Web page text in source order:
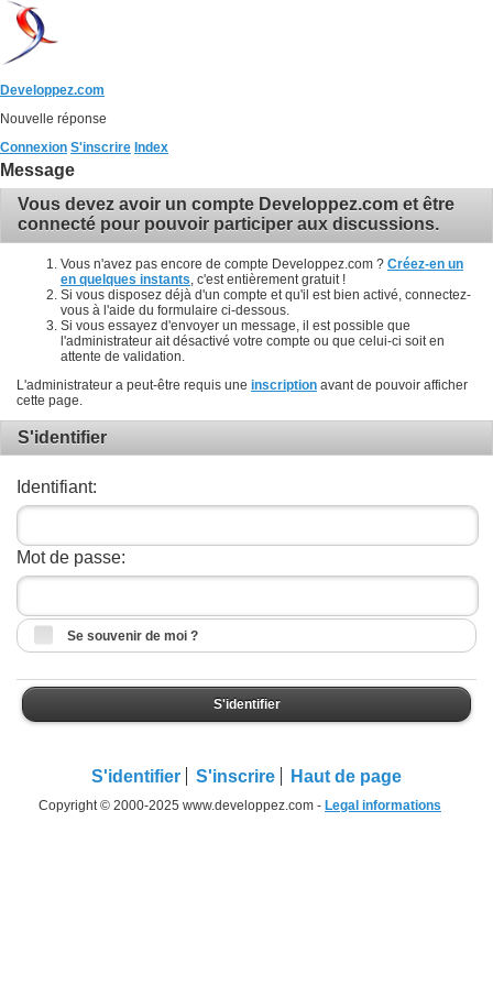
Developpez.com
Nouvelle réponse
Connexion S'inscrire Index
Message
Vous devez avoir un compte Developpez.com et être
connecté pour pouvoir participer aux discussions.
Vous n'avez pas encore de compte Developpez.com ? Créez-en un
en quelques instants , c'est entièrement gratuit !
Si vous disposez déjà d'un compte et qu'il est bien activé, connectez-
vous à l'aide du formulaire ci-dessous.
Si vous essayez d'envoyer un message, il est possible que
l'administrateur ait désactivé votre compte ou que celui-ci soit en
attente de validation.
L'administrateur a peut-être requis une inscription avant de pouvoir afficher
cette page.
S'identifier
Identifiant:
Mot de passe:
Se souvenir de moi ?
S'identifier
S'identifier S'inscrire Haut de page
Copyright © 2000-2025 www.developpez.com - Legal informations